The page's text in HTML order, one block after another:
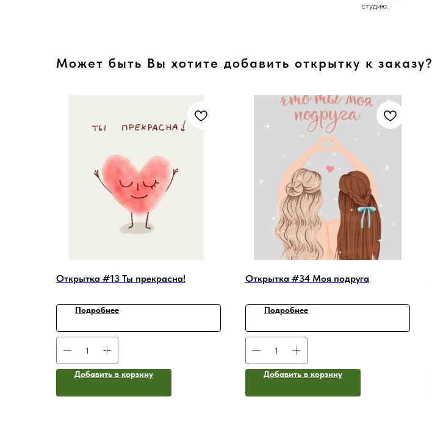
студию.
Может быть Вы хотите добавить открытку к заказу?
Открытка #13 Ты прекрасна!
Подробнее
Добавить в корзину
Открытка #34 Моя подруга
Подробнее
Добавить в корзину